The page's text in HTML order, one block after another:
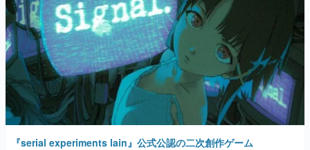
『serial experiments lain』公式公認の二次創作ゲーム